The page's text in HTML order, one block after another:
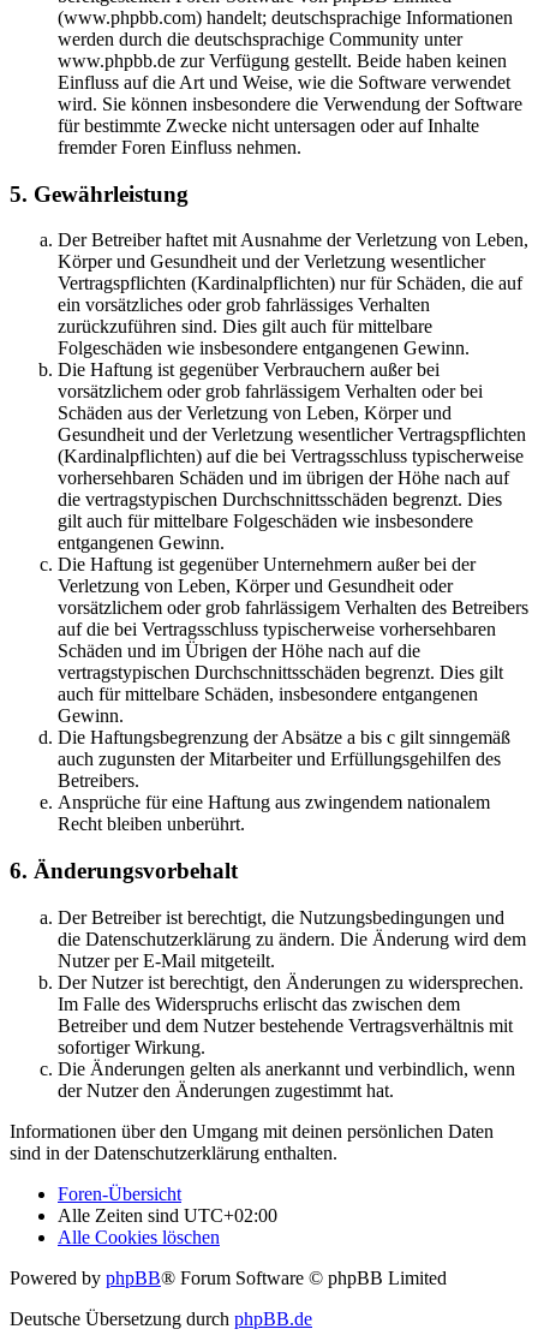
(www.phpbb.com) handelt; deutschsprachige Informationen
werden durch die deutschsprachige Community unter
www.phpbb.de zur Verfügung gestellt. Beide haben keinen
Einfluss auf die Art und Weise, wie die Software verwendet
wird. Sie können insbesondere die Verwendung der Software
für bestimmte Zwecke nicht untersagen oder auf Inhalte
fremder Foren Einfluss nehmen.
5. Gewährleistung
Der Betreiber haftet mit Ausnahme der Verletzung von Leben,
Körper und Gesundheit und der Verletzung wesentlicher
Vertragspflichten (Kardinalpflichten) nur für Schäden, die auf
ein vorsätzliches oder grob fahrlässiges Verhalten
zurückzuführen sind. Dies gilt auch für mittelbare
Folgeschäden wie insbesondere entgangenen Gewinn.
Die Haftung ist gegenüber Verbrauchern außer bei
vorsätzlichem oder grob fahrlässigem Verhalten oder bei
Schäden aus der Verletzung von Leben, Körper und
Gesundheit und der Verletzung wesentlicher Vertragspflichten
(Kardinalpflichten) auf die bei Vertragsschluss typischerweise
vorhersehbaren Schäden und im übrigen der Höhe nach auf
die vertragstypischen Durchschnittsschäden begrenzt. Dies
gilt auch für mittelbare Folgeschäden wie insbesondere
entgangenen Gewinn.
Die Haftung ist gegenüber Unternehmern außer bei der
Verletzung von Leben, Körper und Gesundheit oder
vorsätzlichem oder grob fahrlässigem Verhalten des Betreibers
auf die bei Vertragsschluss typischerweise vorhersehbaren
Schäden und im Übrigen der Höhe nach auf die
vertragstypischen Durchschnittsschäden begrenzt. Dies gilt
auch für mittelbare Schäden, insbesondere entgangenen
Gewinn.
Die Haftungsbegrenzung der Absätze a bis c gilt sinngemäß
auch zugunsten der Mitarbeiter und Erfüllungsgehilfen des
Betreibers.
Ansprüche für eine Haftung aus zwingendem nationalem
Recht bleiben unberührt.
6. Änderungsvorbehalt
Der Betreiber ist berechtigt, die Nutzungsbedingungen und
die Datenschutzerklärung zu ändern. Die Änderung wird dem
Nutzer per E-Mail mitgeteilt.
Der Nutzer ist berechtigt, den Änderungen zu widersprechen.
Im Falle des Widerspruchs erlischt das zwischen dem
Betreiber und dem Nutzer bestehende Vertragsverhältnis mit
sofortiger Wirkung.
Die Änderungen gelten als anerkannt und verbindlich, wenn
der Nutzer den Änderungen zugestimmt hat.
Informationen über den Umgang mit deinen persönlichen Daten
sind in der Datenschutzerklärung enthalten.
Foren-Übersicht
Alle Zeiten sind UTC+02:00
Alle Cookies löschen
Powered by phpBB® Forum Software © phpBB Limited
Deutsche Übersetzung durch phpBB.de